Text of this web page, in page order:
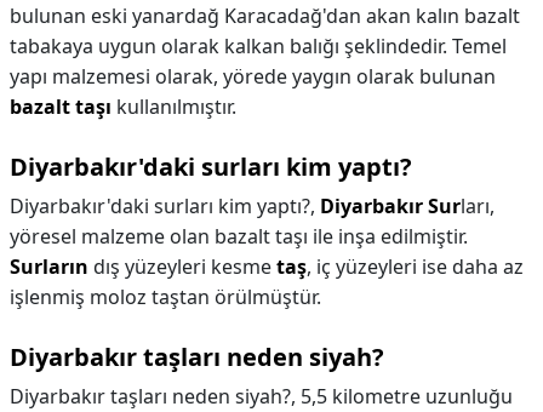
bulunan eski yanardağ Karacadağ'dan akan kalın bazalt
tabakaya uygun olarak kalkan balığı şeklindedir. Temel
yapı malzemesi olarak, yörede yaygın olarak bulunan
bazalt taşı kullanılmıştır.
Diyarbakır'daki surları kim yaptı?
Diyarbakır'daki surları kim yaptı?, Diyarbakır Surları,
yöresel malzeme olan bazalt taşı ile inşa edilmiştir.
Surların dış yüzeyleri kesmetaş, iç yüzeyleri ise daha az
işlenmiş moloz taştan örülmüştür.
Diyarbakır taşları neden siyah?
Diyarbakır taşları neden siyah?, 5,5 kilometre uzunluğu